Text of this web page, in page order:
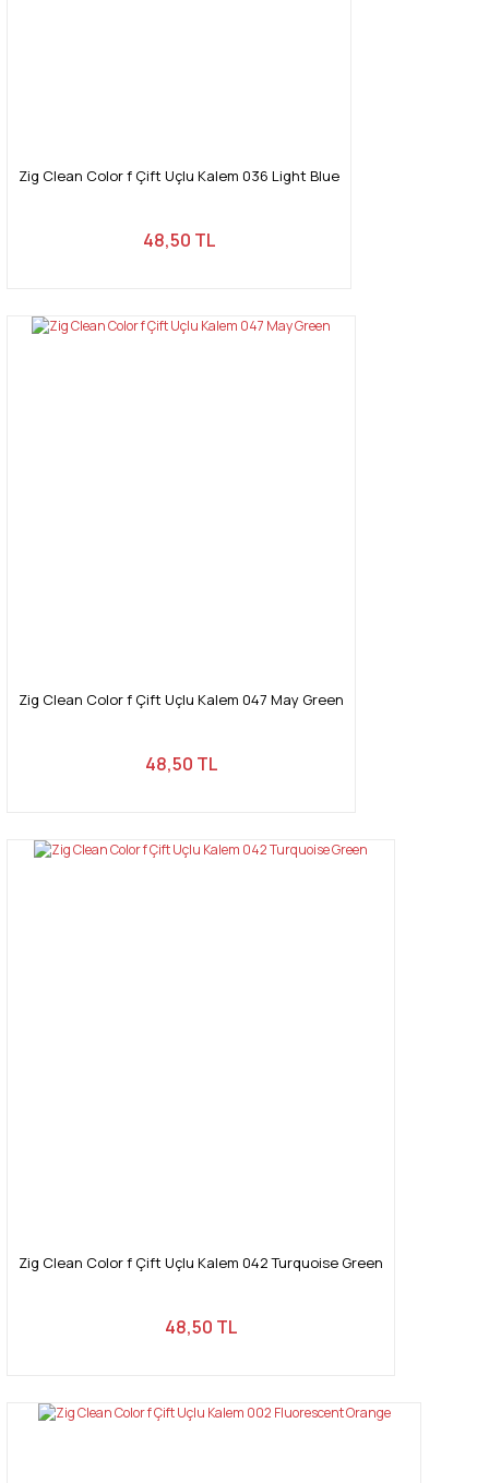
Zig Clean Color f Çift Uçlu Kalem 036 Light Blue
48,50 TL
Zig Clean Color f Çift Uçlu Kalem 047 May Green
48,50 TL
Zig Clean Color f Çift Uçlu Kalem 042 Turquoise Green
48,50 TL